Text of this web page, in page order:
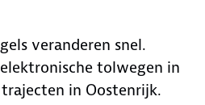
veranderen snel.
tolwegen in
in Oostenrijk.